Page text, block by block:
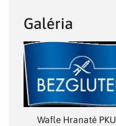
Galéria
Wafle Hranaté PKU